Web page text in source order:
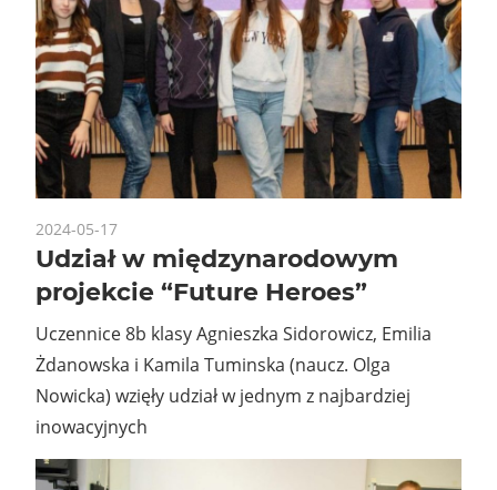
2024-05-17
Udział w międzynarodowym
projekcie “Future Heroes”
Uczennice 8b klasy Agnieszka Sidorowicz, Emilia
Żdanowska i Kamila Tuminska (naucz. Olga
Nowicka) wzięły udział w jednym z najbardziej
inowacyjnych